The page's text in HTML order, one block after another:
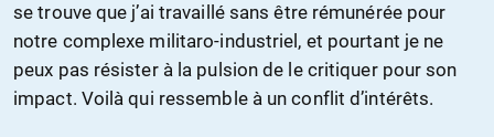
se trouve que j’ai travaillé sans être rémunérée pour
notre complexe militaro-industriel, et pourtant je ne
peux pas résister à la pulsion de le critiquer pour son
impact. Voilà qui ressemble à un conflit d’intérêts.